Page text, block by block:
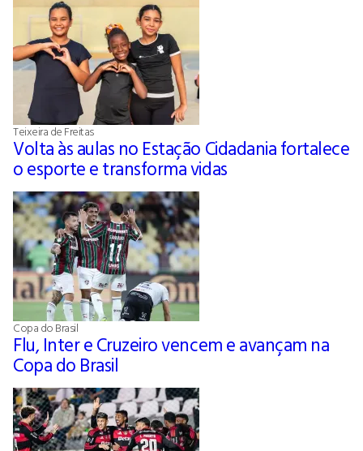
Teixeira de Freitas
Volta às aulas no Estação Cidadania fortalece
o esporte e transforma vidas
Copa do Brasil
Flu, Inter e Cruzeiro vencem e avançam na
Copa do Brasil